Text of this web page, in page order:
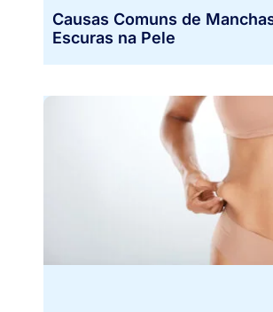
Causas Comuns de
Escuras na Pele